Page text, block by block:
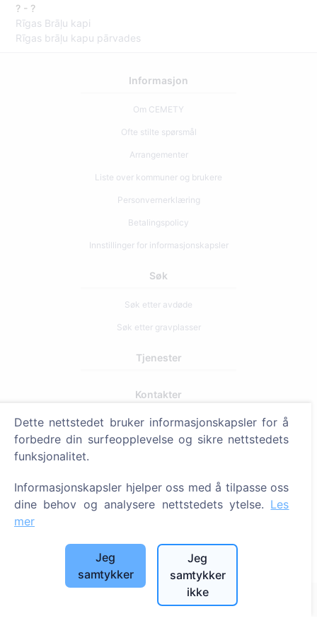
? - ?
Rīgas Brāļu kapi
Rīgas brāļu kapu pārvades
Informasjon
Om CEMETY
Ofte stilte spørsmål
Arrangementer
Liste over kommuner og brukere
Personvernerklæring
Betalingspolicy
Innstillinger for informasjonskapsler
Søk
Søk etter avdøde
Søk etter gravplasser
Tjenester
Kontakter
SIA "CEMETY", LV40103618951
371 29144816
Vi opererer over hele landet!
© 2013 - 2026 Cemety Alle rettigheter forbeholdt
Personvern og vilkår.
Dette nettstedet bruker informasjonskapsler for å
forbedre din surfeopplevelse og sikre nettstedets
funksjonalitet.
Informasjonskapsler hjelper oss med å tilpasse oss
dine behov og analysere nettstedets ytelse. Les
mer
Jeg
samtykker
Jeg
samtykker
ikke